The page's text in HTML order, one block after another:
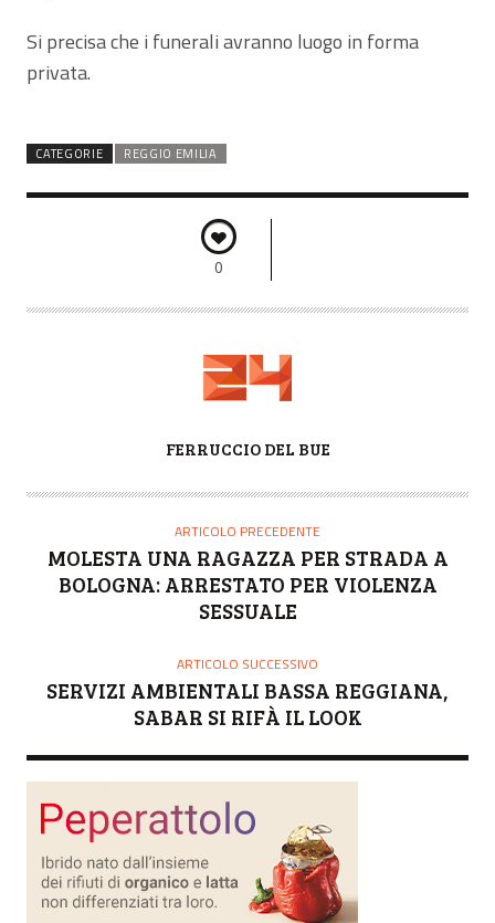
Si precisa che i funerali avranno luogo in forma
privata.
CATEGORIE REGGIO EMILIA
0
T
FERRUCCIO DEL BUE
ARTICOLO PRECEDENTE
MOLESTA UNA RAGAZZA PER STRADA A
BOLOGNA: ARRESTATO PER VIOLENZA
SESSUALE
ARTICOLO SUCCESSIVO
SERVIZI AMBIENTALI BASSA REGGIANA,
SABAR SI RIFÀ IL LOOK